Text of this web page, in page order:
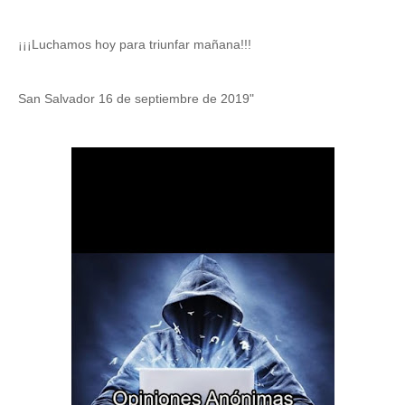
¡¡¡Luchamos hoy para triunfar mañana!!!
San Salvador 16 de septiembre de 2019"